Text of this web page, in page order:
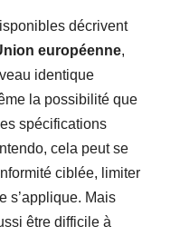
décrivent
européenne,
identique
la possibilité que
spécifications
cela peut se
ciblée, limiter
s’applique. Mais
être difficile à